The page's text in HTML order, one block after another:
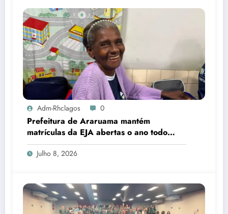
Adm-Rhclagos 0
Prefeitura de Araruama mantém
matrículas da EJA abertas o ano todo
para quem deseja concluir os estudos
Julho 8, 2026